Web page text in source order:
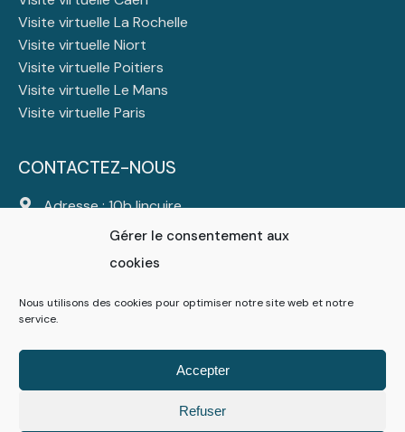
Gérer le consentement aux
cookies
Nous utilisons des cookies pour optimiser notre site web et notre
service.
Accepter
Refuser
Visite virtuelle La Rochelle
Visite virtuelle Niort
Visite virtuelle Poitiers
Visite virtuelle Le Mans
Visite virtuelle Paris
CONTACTEZ-NOUS
Adresse : 10b lincuire
44310 Saint Colomban
06 23 23 47 25